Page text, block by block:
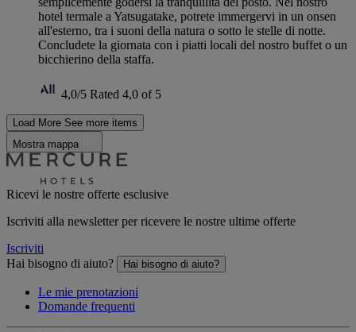
hotel termale a Yatsugatake, potrete immergervi in ​​un onsen
all'esterno, tra i suoni della natura o sotto le stelle di notte.
Concludete la giornata con i piatti locali del nostro buffet o un
bicchierino della staffa.
4,0/5 Rated 4,0 of 5
Load More See more items
Mostra mappa
Ricevi le nostre offerte esclusive
Iscriviti alla newsletter per ricevere le nostre ultime offerte
Iscriviti
Hai bisogno di aiuto?
Hai bisogno di aiuto?
Le mie prenotazioni
Domande frequenti